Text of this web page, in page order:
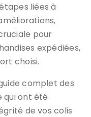
liées à
pour
expédiées,
choisi.
complet des
qui ont été
de vos colis